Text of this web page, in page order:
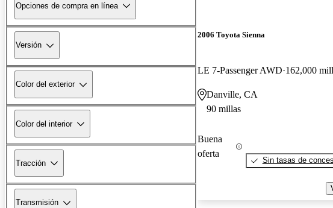
Opciones de compra en línea
Versión
Color del exterior
Color del interior
Tracción
Transmisión
2006 Toyota Sienna
LE 7-Passenger AWD 162,000
Danville, CA
90 millas
Buena
oferta
Sin tasas de